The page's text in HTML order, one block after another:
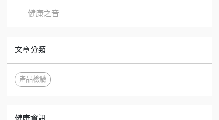
健康之音
文章分類
產品檢驗